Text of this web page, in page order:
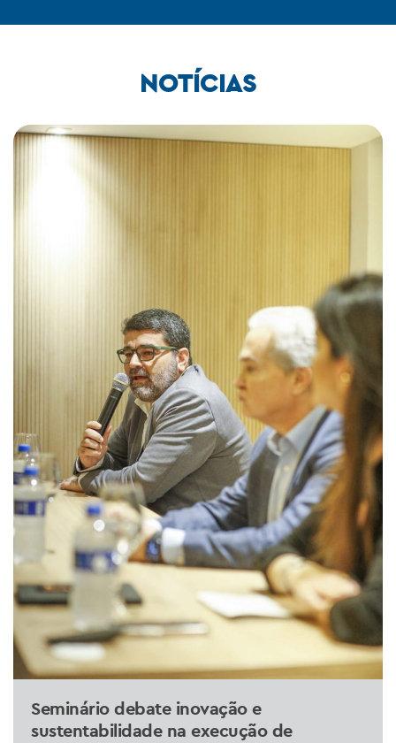
NOTÍCIAS
Seminário debate inovação e
sustentabilidade na execução de